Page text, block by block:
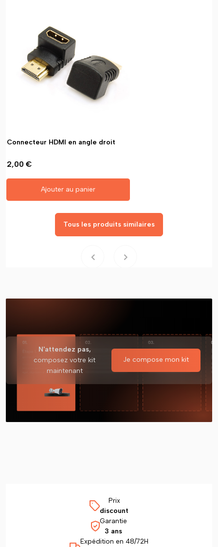
Connecteur HDMI en angle droit
2,00 €
Ajouter au panier
Tous les produits similaires
N'attendez pas,
composez votre kit
maintenant
Je compose mon kit
Prix
discount
Garantie
3 ans
Expédition en 48/72H